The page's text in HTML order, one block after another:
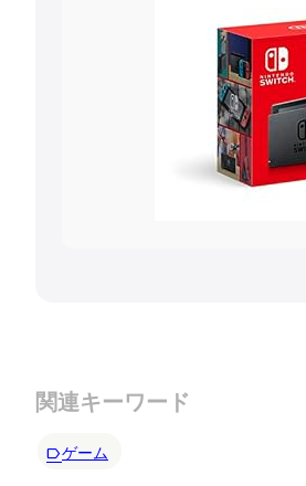
関連キーワード
ゲーム